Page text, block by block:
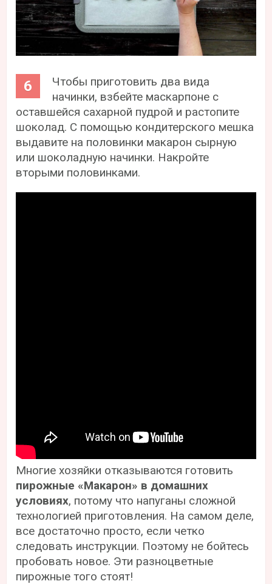
Чтобы приготовить два вида
начинки, взбейте маскарпоне с
оставшейся сахарной пудрой и растопите
шоколад. С помощью кондитерского мешка
выдавите на половинки макарон сырную
или шоколадную начинки. Накройте
вторыми половинками.
Многие хозяйки отказываются готовить
пирожные «Макарон» в домашних
условиях, потому что напуганы сложной
технологией приготовления. На самом деле,
все достаточно просто, если четко
следовать инструкции. Поэтому не бойтесь
пробовать новое. Эти разноцветные
пирожные того стоят!